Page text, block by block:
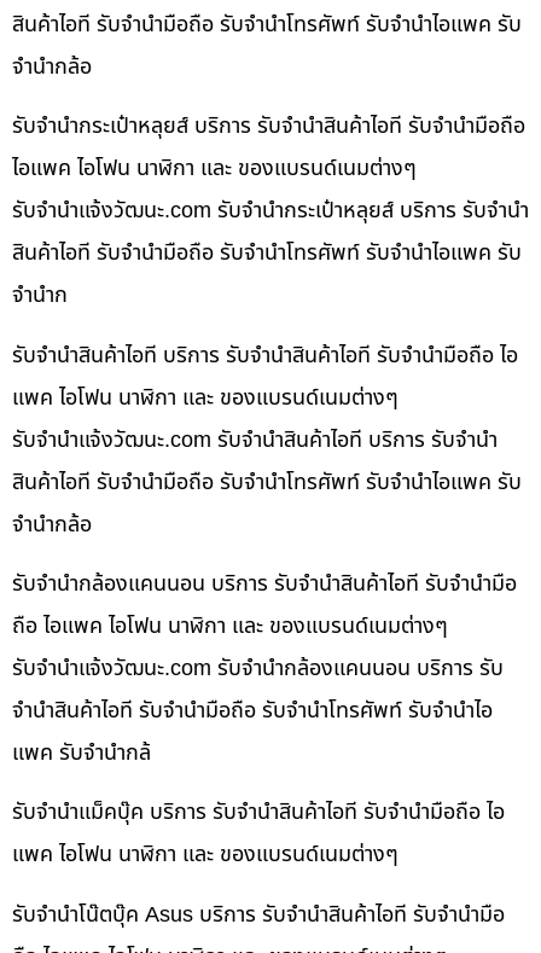
สินค้าไอที รับจำนำมือถือ รับจำนำโทรศัพท์ รับจำนำไอแพค รับ
จำนำกล้อ
รับจำนำกระเป๋าหลุยส์ บริการ รับจำนำสินค้าไอที รับจำนำมือถือ
ไอแพค ไอโฟน นาฬิกา และ ของแบรนด์เนมต่างๆ
รับจํานําแจ้งวัฒนะ.com รับจำนำกระเป๋าหลุยส์ บริการ รับจำนำ
สินค้าไอที รับจำนำมือถือ รับจำนำโทรศัพท์ รับจำนำไอแพค รับ
จำนำก
รับจำนำสินค้าไอที บริการ รับจำนำสินค้าไอที รับจำนำมือถือ ไอ
แพค ไอโฟน นาฬิกา และ ของแบรนด์เนมต่างๆ
รับจํานําแจ้งวัฒนะ.com รับจำนำสินค้าไอที บริการ รับจำนำ
สินค้าไอที รับจำนำมือถือ รับจำนำโทรศัพท์ รับจำนำไอแพค รับ
จำนำกล้อ
รับจำนำกล้องแคนนอน บริการ รับจำนำสินค้าไอที รับจำนำมือ
ถือ ไอแพค ไอโฟน นาฬิกา และ ของแบรนด์เนมต่างๆ
รับจํานําแจ้งวัฒนะ.com รับจำนำกล้องแคนนอน บริการ รับ
จำนำสินค้าไอที รับจำนำมือถือ รับจำนำโทรศัพท์ รับจำนำไอ
แพค รับจำนำกล้
รับจำนำแม็คบุ๊ค บริการ รับจำนำสินค้าไอที รับจำนำมือถือ ไอ
แพค ไอโฟน นาฬิกา และ ของแบรนด์เนมต่างๆ
รับจำนำโน๊ตบุ๊ค Asus บริการ รับจำนำสินค้าไอที รับจำนำมือ